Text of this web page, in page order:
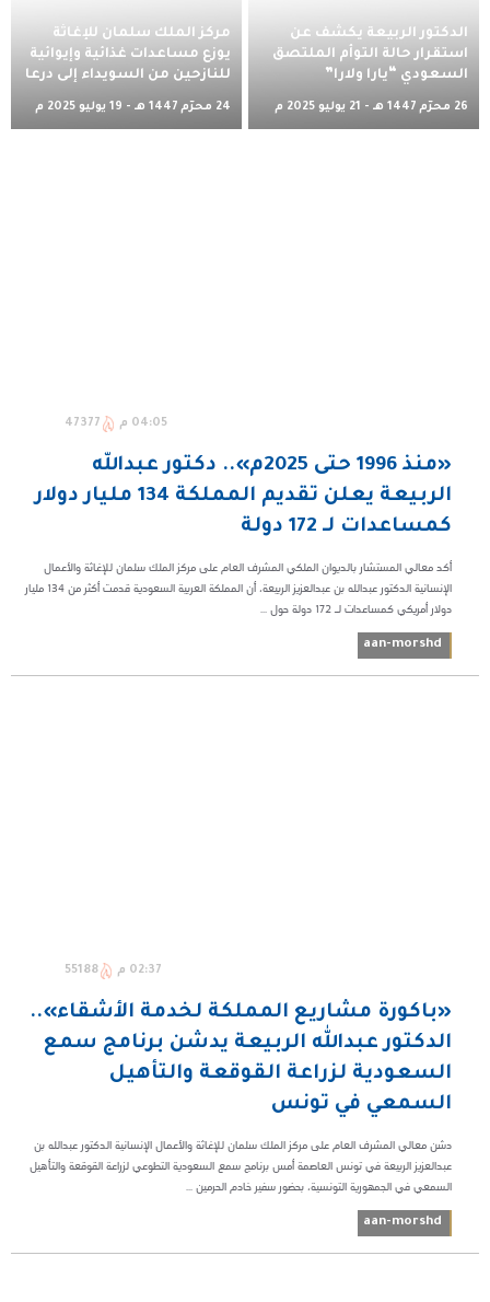
الدكتور الربيعة يكشف عن
استقرار حالة التوأم الملتصق
السعودي “يارا ولارا”
26 محرّم 1447 هـ - 21 يوليو 2025 م
مركز الملك سلمان للإغاثة
يوزع مساعدات غذائية وإيوائية
للنازحين من السويداء إلى درعا
24 محرّم 1447 هـ - 19 يوليو 2025 م
04:05 م 47377
«منذ 1996 حتى 2025م».. دكتور عبدالله
الربيعة يعلن تقديم المملكة 134 مليار دولار
كمساعدات لـ 172 دولة
أكد معالي المستشار بالديوان الملكي المشرف العام على مركز الملك سلمان للإغاثة والأعمال
الإنسانية الدكتور عبدالله بن عبدالعزيز الربيعة، أن المملكة العربية السعودية قدمت أكثر من 134 مليار
دولار أمريكي كمساعدات لـ 172 دولة حول ...
aan-morshd
02:37 م 55188
«باكورة مشاريع المملكة لخدمة الأشقاء»..
الدكتور عبدالله الربيعة يدشن برنامج سمع
السعودية لزراعة القوقعة والتأهيل
السمعي في تونس
دشن معالي المشرف العام على مركز الملك سلمان للإغاثة والأعمال الإنسانية الدكتور عبدالله بن
عبدالعزيز الربيعة في تونس العاصمة أمس برنامج سمع السعودية التطوعي لزراعة القوقعة والتأهيل
السمعي في الجمهورية التونسية، بحضور سفير خادم الحرمين ...
aan-morshd